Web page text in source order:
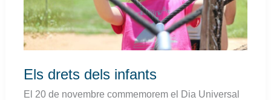
Els drets dels infants
El 20 de novembre commemorem el Dia Universal